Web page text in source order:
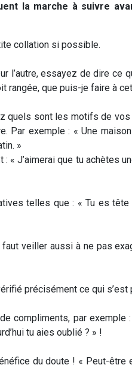
la marche à suivre
collation si possible.
l’autre, essayez de dire ce
rangée, que puis-je faire à
quels sont les motifs de vos
Par exemple : « Une
»
« J’aimerai que tu achètes
telles que : « Tu es tête
veiller aussi à ne pas
précisément ce qui s’est
compliments, par exemple
tu aies oublié ? » !
du doute ! « Peut-